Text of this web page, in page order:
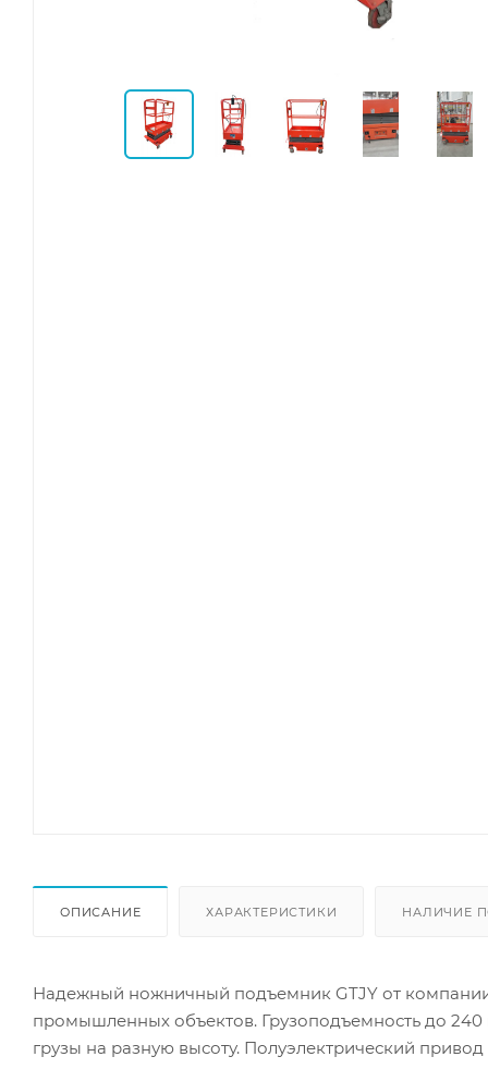
ОПИСАНИЕ ХАРАКТЕРИСТИКИ НАЛИЧИЕ
Надежный ножничный подъемник GTJY от
промышленных объектов. Грузоподъемность до
грузы на разную высоту. Полуэлектрический